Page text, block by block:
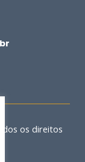
os direitos